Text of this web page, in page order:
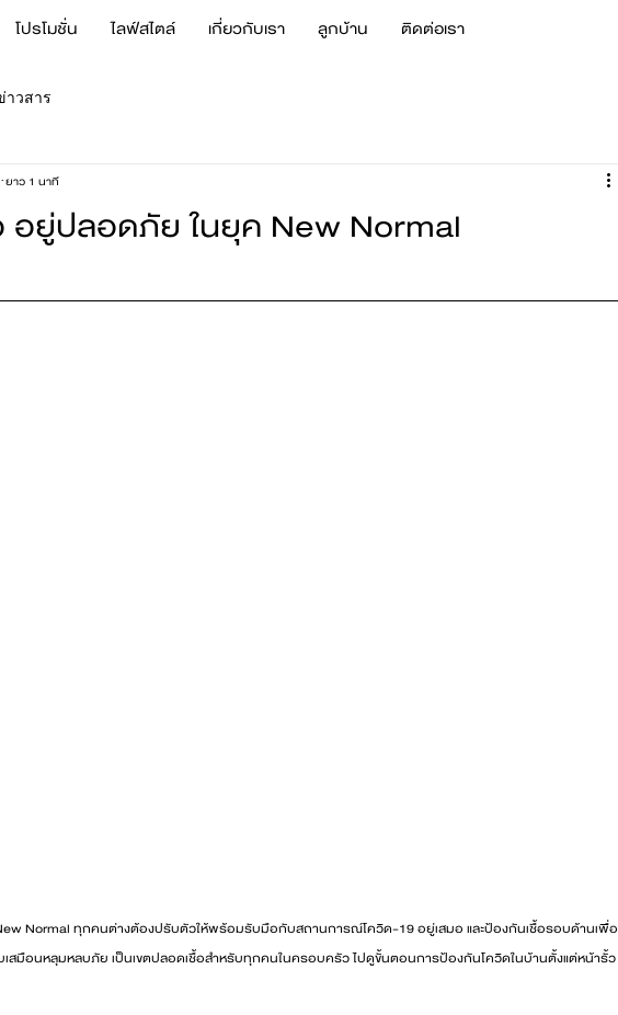
โปรโมชั่น ไลฟ์สไตล์ เกี่ยวกับเรา ลูกบ้าน ติดต่อเรา
าวสาร
อยู่ปลอดภัย ในยุค New Normal
ยาว 1 นาที
Normal ทุกคนต่างต้องปรับตัวให้พร้อมรับมือกับสถานการณ์โควิด-19 อยู่เสมอ และป้องกันเชื้อรอบด้านเพื่อ
เสมือนหลุมหลบภัย เป็นเขตปลอดเชื้อสำหรับทุกคนในครอบครัว ไปดูขั้นตอนการป้องกันโควิดในบ้านตั้งแต่หน้ารั้ว